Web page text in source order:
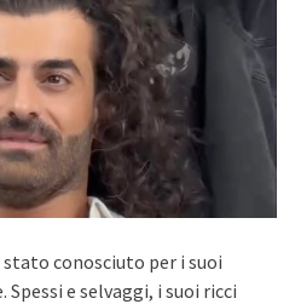
conosciuto per i suoi
e selvaggi, i suoi ricci